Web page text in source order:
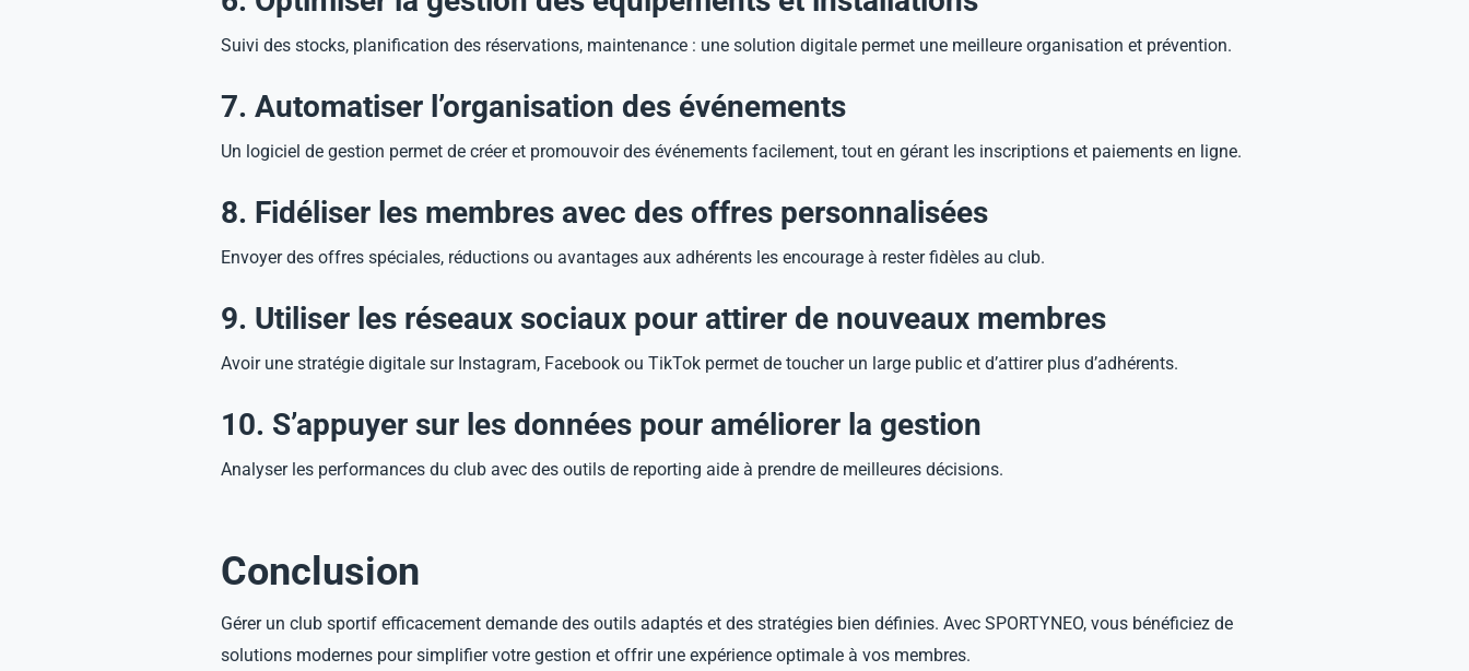
Suivi des stocks, planification des réservations, maintenance : une solution digitale permet une meilleure organisation et prévention.
7. Automatiser l’organisation des événements
Un logiciel de gestion permet de créer et promouvoir des événements facilement, tout en gérant les inscriptions et paiements en ligne.
8. Fidéliser les membres avec des offres personnalisées
Envoyer des offres spéciales, réductions ou avantages aux adhérents les encourage à rester fidèles au club.
9. Utiliser les réseaux sociaux pour attirer de nouveaux membres
Avoir une stratégie digitale sur Instagram, Facebook ou TikTok permet de toucher un large public et d’attirer plus d’adhérents.
10. S’appuyer sur les données pour améliorer la gestion
Analyser les performances du club avec des outils de reporting aide à prendre de meilleures décisions.
Conclusion
Gérer un club sportif efficacement demande des outils adaptés et des stratégies bien définies. Avec SPORTYNEO, vous bénéficiez de
solutions modernes pour simplifier votre gestion et offrir une expérience optimale à vos membres.